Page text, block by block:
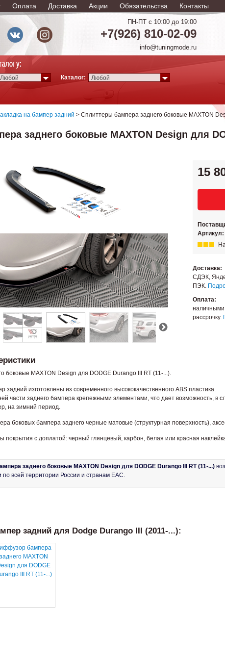
ПН-ПТ с 10:00 до 19:00
+7(926) 810-02-09
info@tuningmode.ru
Оплата Доставка Акции Обязательства Контакты
Любой Каталог: Любой
на бампер задний > Сплиттеры бампера заднего боковые MAXTON
заднего боковые MAXTON Design для
15
Артикул:
Доставка:
СДЭК,
ПЭК.
Оплата:
рассрочку.
боковые MAXTON Design для DODGE Durango III RT (11-...).
задний изготовлены из современного высококачественного ABS пластика.
части заднего бампера крепежными элементами, что дает возможность, в
на зимний период.
боковых бампера заднего черные матовые (структурная поверхность),
покрытия с доплатой: черный глянцевый, карбон, белая или красная
заднего боковые MAXTON Design для DODGE Durango III RT (11-...)
по всей территории России и странам ЕАС.
задний для Dodge Durango III (2011-...):
бампера
заднего MAXTON
для DODGE
III RT (11-...)